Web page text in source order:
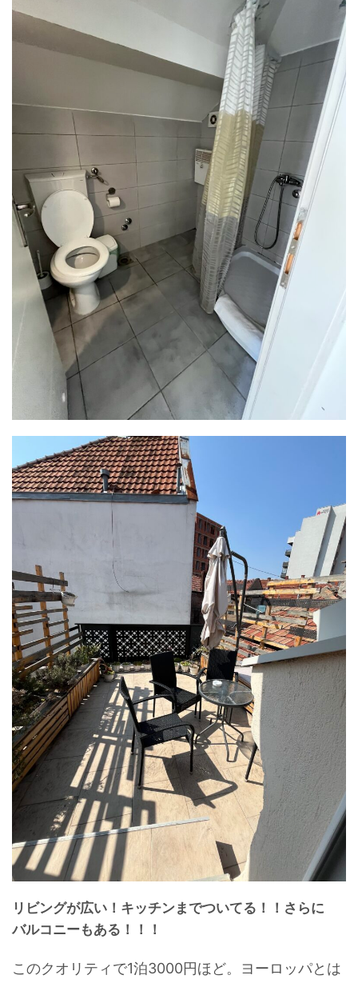
リビングが広い！キッチンまでついてる！！さらに
バルコニーもある！！！
このクオリティで1泊3000円ほど。ヨーロッパとは